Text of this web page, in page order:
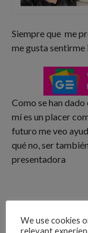
Siempre que me
me gusta sentirme
Como se han
mí es un placer
futuro me veo
qué no, ser
presentadora
We use cookies
relevant